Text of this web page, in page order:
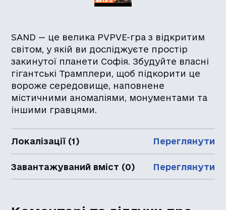
SAND — це велика PVPVE-гра з відкритим
світом, у якій ви досліджуєте простір
закинутої планети Софія. Збудуйте власні
гігантські Трамплери, щоб підкорити це
вороже середовище, наповнене
містичними аномаліями, монументами та
іншими гравцями.
Локалізації (1) Переглянути
Завантажуваний вміст (0) Переглянути